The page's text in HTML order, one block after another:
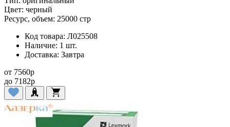
Цвет: черный
Ресурс, объем: 25000 стр
Код товара: Л025508
Наличие: 1 шт.
Доставка: Завтра
от 7560p
до 7182p